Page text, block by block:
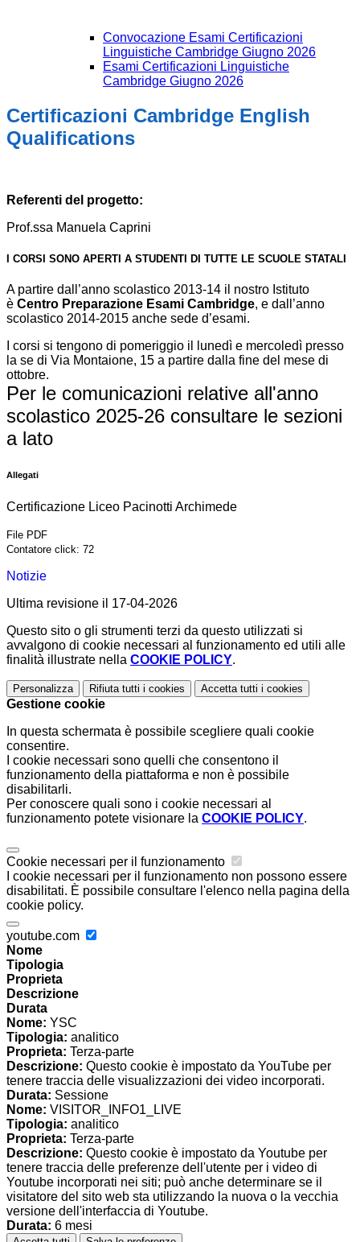
Convocazione Esami Certificazioni
Linguistiche Cambridge Giugno 2026
Esami Certificazioni Linguistiche
Cambridge Giugno 2026
Certificazioni Cambridge English
Qualifications
Referenti del progetto:
Prof.ssa Manuela Caprini
I CORSI SONO APERTI A STUDENTI DI TUTTE LE SCUOLE STATALI
A partire dall’anno scolastico 2013-14 il nostro Istituto
è Centro Preparazione Esami Cambridge, e dall’anno
scolastico 2014-2015 anche sede d’esami.
I corsi si tengono di pomeriggio il lunedì e mercoledì presso
la se di Via Montaione, 15 a partire dalla fine del mese di
ottobre.
Per le comunicazioni relative all'anno
scolastico 2025-26 consultare le sezioni
a lato
Allegati
Certificazione Liceo Pacinotti Archimede
File PDF
Contatore click: 72
Notizie
Ultima revisione il 17-04-2026
Questo sito o gli strumenti terzi da questo utilizzati si
avvalgono di cookie necessari al funzionamento ed utili alle
finalità illustrate nella COOKIE POLICY.
Personalizza Rifiuta tutti i cookies Accetta tutti i cookies
Gestione cookie
In questa schermata è possibile scegliere quali cookie
consentire.
I cookie necessari sono quelli che consentono il
funzionamento della piattaforma e non è possibile
disabilitarli.
Per conoscere quali sono i cookie necessari al
funzionamento potete visionare la COOKIE POLICY.
Cookie necessari per il funzionamento
I cookie necessari per il funzionamento non possono essere
disabilitati. È possibile consultare l'elenco nella pagina della
cookie policy.
youtube.com
Nome
Tipologia
Proprieta
Descrizione
Durata
Nome: YSC
Tipologia: analitico
Proprieta: Terza-parte
Descrizione: Questo cookie è impostato da YouTube per
tenere traccia delle visualizzazioni dei video incorporati.
Durata: Sessione
Nome: VISITOR_INFO1_LIVE
Tipologia: analitico
Proprieta: Terza-parte
Descrizione: Questo cookie è impostato da Youtube per
tenere traccia delle preferenze dell'utente per i video di
Youtube incorporati nei siti; può anche determinare se il
visitatore del sito web sta utilizzando la nuova o la vecchia
versione dell'interfaccia di Youtube.
Durata: 6 mesi